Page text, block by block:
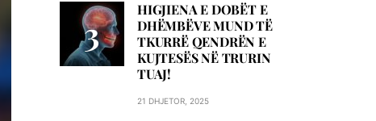
HIGJIENA E DOBËT E
DHËMBËVE MUND TË
TKURRË QENDRËN E
KUJTESËS NË TRURIN
TUAJ!
21 DHJETOR, 2025